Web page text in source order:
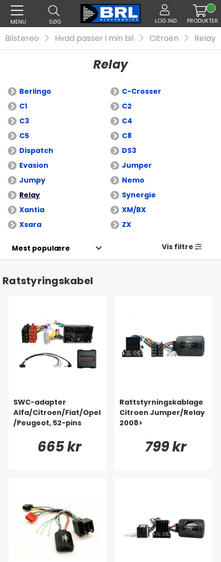
MENU SØG LOG IND PRODUKTER
Bilstereo Hvad passer i min bil Citroën Relay
Relay
Berlingo
C-Crosser
C1
C2
C3
C4
C5
C8
Dispatch
DS3
Evasion
Jumper
Jumpy
Nemo
Relay
Synergie
Xantia
XM/BX
Xsara
ZX
Vis filtre
Ratstyringskabel
SWC-adapter
Alfa/Citroen/Fiat/Opel
/Peugeot, 52-pins
665 kr
Rattstyrningskablage
Citroen Jumper/Relay
2008>
799 kr